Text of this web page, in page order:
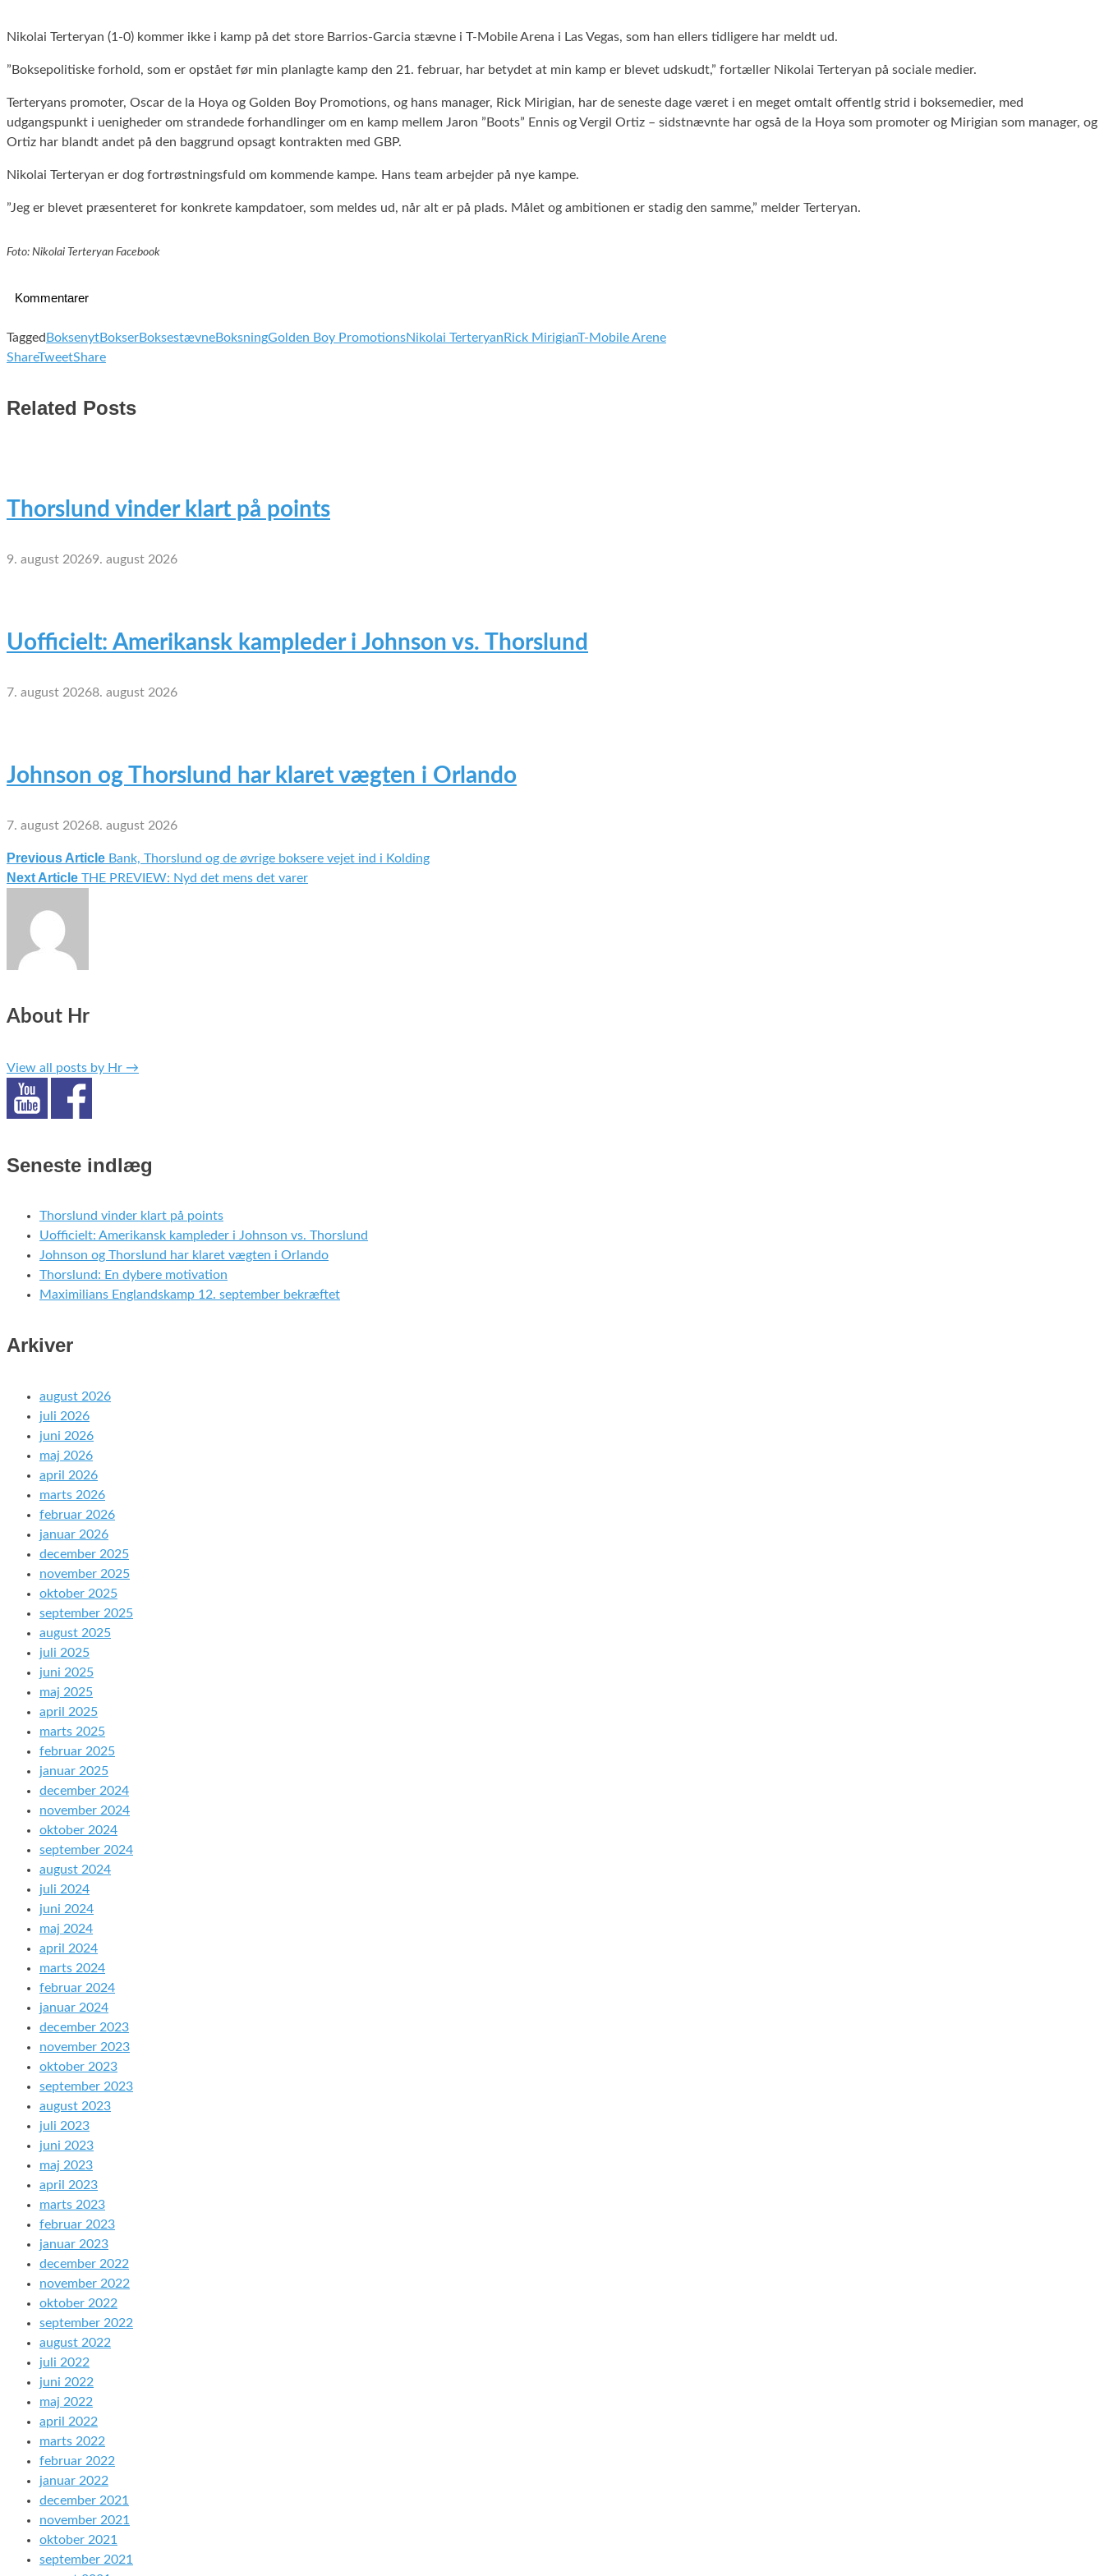
Nikolai Terteryan (1-0) kommer ikke i kamp på det store Barrios-Garcia stævne i T-Mobile Arena i Las Vegas, som han ellers tidligere har meldt ud.
”Boksepolitiske forhold, som er opstået før min planlagte kamp den 21. februar, har betydet at min kamp er blevet udskudt,” fortæller Nikolai Terteryan på sociale medier.
Terteryans promoter, Oscar de la Hoya og Golden Boy Promotions, og hans manager, Rick Mirigian, har de seneste dage været i en meget omtalt offentlg strid i boksemedier, med
udgangspunkt i uenigheder om strandede forhandlinger om en kamp mellem Jaron ”Boots” Ennis og Vergil Ortiz – sidstnævnte har også de la Hoya som promoter og Mirigian som manager, og
Ortiz har blandt andet på den baggrund opsagt kontrakten med GBP.
Nikolai Terteryan er dog fortrøstningsfuld om kommende kampe. Hans team arbejder på nye kampe.
”Jeg er blevet præsenteret for konkrete kampdatoer, som meldes ud, når alt er på plads. Målet og ambitionen er stadig den samme,” melder Terteryan.
Foto: Nikolai Terteryan Facebook
Kommentarer
Tagged BoksenytBokserBoksestævneBoksningGolden Boy PromotionsNikolai Terteryan Rick MirigianT-Mobile Arene
ShareTweetShare
Related Posts
Thorslund vinder klart på points
9. august 20269. august 2026
Uofficielt: Amerikansk kampleder i Johnson vs. Thorslund
7. august 20268. august 2026
Johnson og Thorslund har klaret vægten i Orlando
7. august 20268. august 2026
Indlægsnavigation
Previous Article Bank, Thorslund og de øvrige boksere vejet ind i Kolding
Next Article THE PREVIEW: Nyd det mens det varer
About Hr
View all posts by Hr →
Seneste indlæg
Thorslund vinder klart på points
Uofficielt: Amerikansk kampleder i Johnson vs. Thorslund
Johnson og Thorslund har klaret vægten i Orlando
Thorslund: En dybere motivation
Maximilians Englandskamp 12. september bekræftet
Arkiver
august 2026
juli 2026
juni 2026
maj 2026
april 2026
marts 2026
februar 2026
januar 2026
december 2025
november 2025
oktober 2025
september 2025
august 2025
juli 2025
juni 2025
maj 2025
april 2025
marts 2025
februar 2025
januar 2025
december 2024
november 2024
oktober 2024
september 2024
august 2024
juli 2024
juni 2024
maj 2024
april 2024
marts 2024
februar 2024
januar 2024
december 2023
november 2023
oktober 2023
september 2023
august 2023
juli 2023
juni 2023
maj 2023
april 2023
marts 2023
februar 2023
januar 2023
december 2022
november 2022
oktober 2022
september 2022
august 2022
juli 2022
juni 2022
maj 2022
april 2022
marts 2022
februar 2022
januar 2022
december 2021
november 2021
oktober 2021
september 2021